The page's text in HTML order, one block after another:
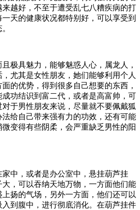
越好，不至于遭受乱七八糟疾病的打
天的健康状况都特别好，可以享受到
极具魅力，能够魅惑人心，属龙人，
尤其是女性朋友，她们能够利用个人
的优势，得到很多自己想要的东西，
功结识到富二代，或者是高富帅，可
于男性朋友来说，尽量就不要佩戴狐
给自己带来强有力的功效，还有可能
变得有些阴柔，会严重缺乏男性的阳
中，或者是办公室中，悬挂葫芦挂
，可以吞纳天地万物，一方面他们能
扬的气场，另外一方面，他们还可以
到腹中，进行彻底消化。在葫芦挂件